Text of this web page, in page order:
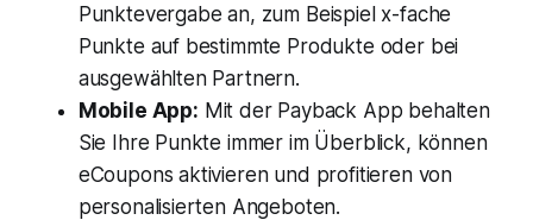
Punktevergabe an, zum Beispiel x-fache
Punkte auf bestimmte Produkte oder bei
ausgewählten Partnern.
Mobile App: Mit der Payback App behalten
Sie Ihre Punkte immer im Überblick, können
eCoupons aktivieren und profitieren von
personalisierten Angeboten.